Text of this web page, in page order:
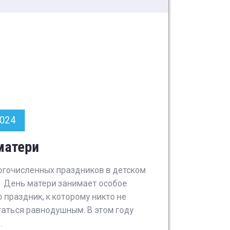
праздников в детском
матери занимает особое
праздник, к которому никто не
равнодушным. В этом году